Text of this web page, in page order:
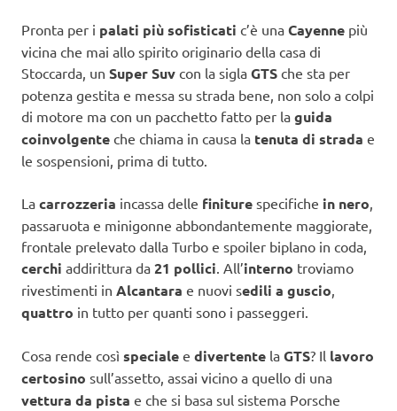
Pronta per i palati più sofisticati c’è una Cayenne più
vicina che mai allo spirito originario della casa di
Stoccarda, un Super Suv con la sigla GTS che sta per
potenza gestita e messa su strada bene, non solo a colpi
di motore ma con un pacchetto fatto per la guida
coinvolgente che chiama in causa la tenuta di strada e
le sospensioni, prima di tutto.
La carrozzeria incassa delle finiture specifiche in nero
passaruota e minigonne abbondantemente maggiorate,
frontale prelevato dalla Turbo e spoiler biplano in coda,
cerchi addirittura da 21 pollici . All’interno troviamo
rivestimenti in Alcantara e nuovi sedili a guscio
quattro in tutto per quanti sono i passeggeri.
Cosa rende così speciale e divertente la GTS? Il lavoro
certosino sull’assetto, assai vicino a quello di una
vettura da pista e che si basa sul sistema Porsche